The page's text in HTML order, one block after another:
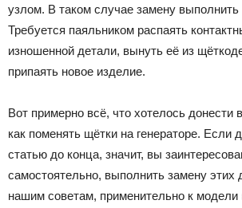
узлом. В таком случае замену
Требуется паяльником распаять
изношенной детали, вынуть её из
припаять новое изделие.
Вот примерно всё, что хотелось донести
как поменять щётки на генераторе. Если
статью до конца, значит, вы
самостоятельно, выполнить замену этих
нашим советам, применительно к модели